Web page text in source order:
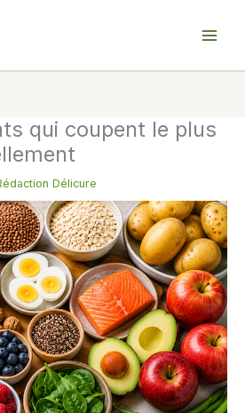
qui coupent le plus
Délicure